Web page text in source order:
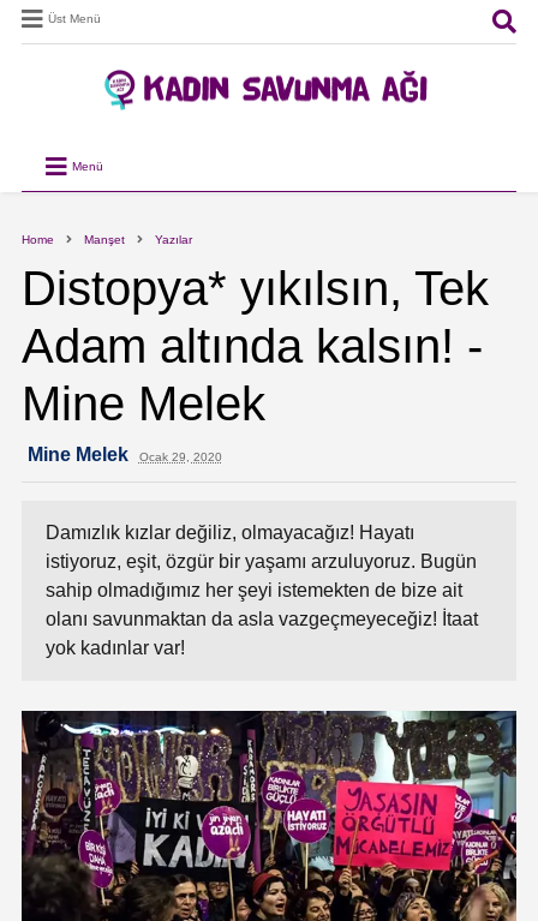
Üst Menü
Menü
Home Manşet Yazılar
Distopya* yıkılsın, Tek
Adam altında kalsın! -
Mine Melek
Mine Melek Ocak 29, 2020
Damızlık kızlar değiliz, olmayacağız! Hayatı
istiyoruz, eşit, özgür bir yaşamı arzuluyoruz. Bugün
sahip olmadığımız her şeyi istemekten de bize ait
olanı savun­maktan da asla vazgeçmeyeceğiz! İtaat
yok kadınlar var!